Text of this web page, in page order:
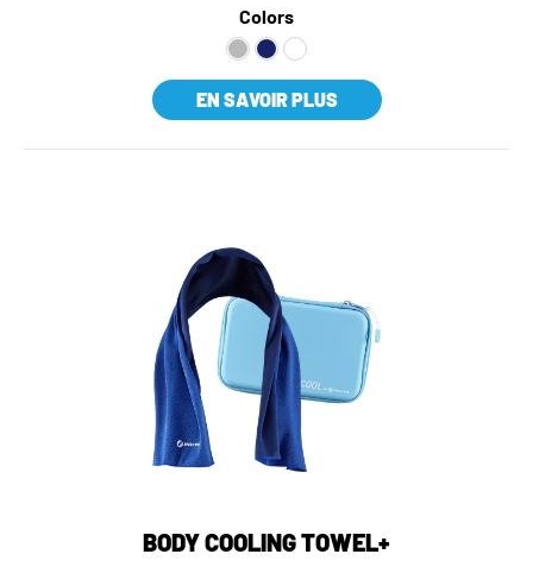
Colors
EN SAVOIR PLUS
BODY COOLING TOWEL+